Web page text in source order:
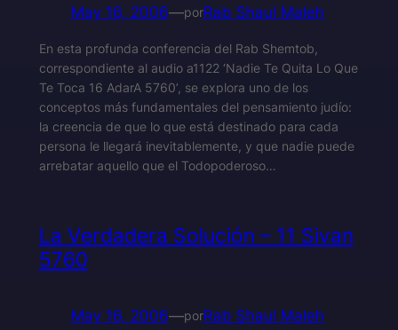
May 16, 2006—porRab Shaul Maleh
En esta profunda conferencia del Rab Shemtob,
correspondiente al audio a1122 ‘Nadie Te Quita Lo Que
Te Toca 16 AdarA 5760’, se explora uno de los
conceptos más fundamentales del pensamiento judío:
la creencia de que lo que está destinado para cada
persona le llegará inevitablemente, y que nadie puede
arrebatar aquello que el Todopoderoso…
La Verdadera Solución – 11 Sivan
5760
May 16, 2006—porRab Shaul Maleh